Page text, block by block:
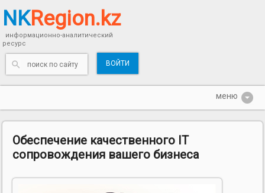
NKRegion.kz
информационно-аналитический
ресурс
ВОЙТИ
Обеспечение качественного IT
сопровождения вашего бизнеса